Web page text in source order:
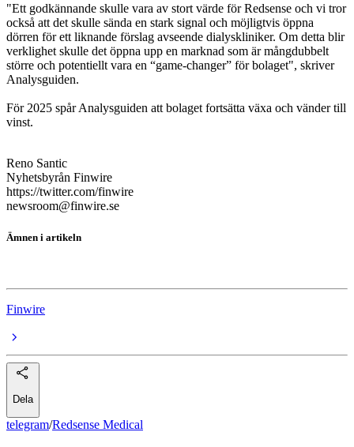
"Ett godkännande skulle vara av stort värde för Redsense och vi tror
också att det skulle sända en stark signal och möjligtvis öppna
dörren för ett liknande förslag avseende dialyskliniker. Om detta blir
verklighet skulle det öppna upp en marknad som är mångdubbelt
större och potentiellt vara en “game-changer” för bolaget", skriver
Analysguiden.
För 2025 spår Analysguiden att bolaget fortsätta växa och vänder till
vinst.
Reno Santic
Nyhetsbyrån Finwire
https://twitter.com/finwire
newsroom@finwire.se
Ämnen i artikeln
Finwire
Dela
telegram/Redsense Medical